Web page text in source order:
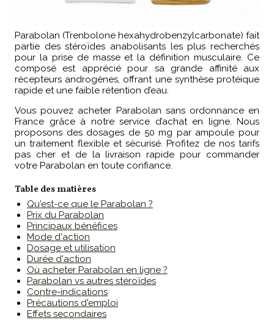
Parabolan (Trenbolone hexahydrobenzylcarbonate) fait
partie des stéroïdes anabolisants les plus recherchés
pour la prise de masse et la définition musculaire. Ce
composé est apprécié pour sa grande affinité aux
récepteurs androgènes, offrant une synthèse protéique
rapide et une faible rétention d’eau.
Vous pouvez acheter Parabolan sans ordonnance en
France grâce à notre service d’achat en ligne. Nous
proposons des dosages de 50 mg par ampoule pour
un traitement flexible et sécurisé. Profitez de nos tarifs
pas cher et de la livraison rapide pour commander
votre Parabolan en toute confiance.
Table des matières
Qu'est-ce que le Parabolan ?
Prix du Parabolan
Principaux bénéfices
Mode d'action
Dosage et utilisation
Durée d'action
Où acheter Parabolan en ligne ?
Parabolan vs autres stéroïdes
Contre-indications
Précautions d'emploi
Effets secondaires